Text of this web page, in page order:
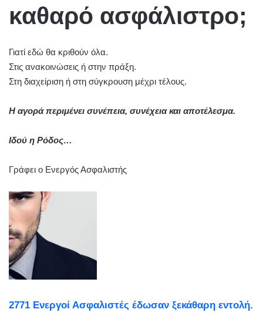
καθαρό ασφάλιστρο;
Γιατί εδώ θα κριθούν όλα.
Στις ανακοινώσεις ή στην πράξη.
Στη διαχείριση ή στη σύγκρουση μέχρι τέλους.
Η αγορά περιμένει συνέπεια, συνέχεια και αποτέλεσμα.
Ιδού η Ρόδος…
Γράφει ο Ενεργός Ασφαλιστής
2771 Ενεργοί Ασφαλιστές έδωσαν ξεκάθαρη εντολή.